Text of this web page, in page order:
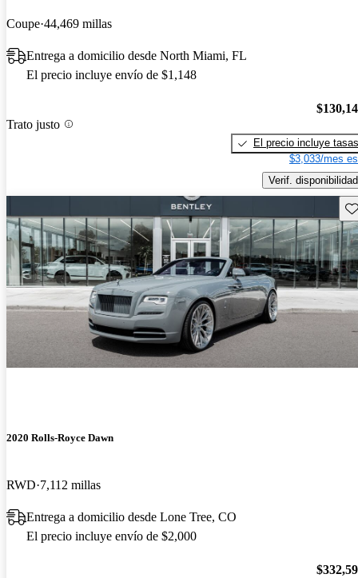
Coupe 44,469 millas
Entrega a domicilio desde North Miami, FL
El precio incluye envío de $1,148
Trato justo
El precio incluye tasas
$3,033/mes
Verif. disponibilidad
2020 Rolls-Royce Dawn
RWD 7,112 millas
Entrega a domicilio desde Lone Tree, CO
El precio incluye envío de $2,000